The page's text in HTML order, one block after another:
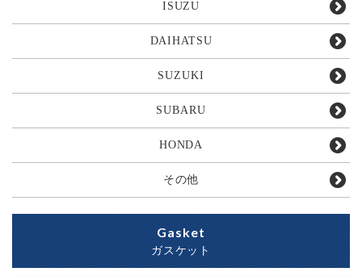
ISUZU
DAIHATSU
SUZUKI
SUBARU
HONDA
その他
Gasket
ガスケット